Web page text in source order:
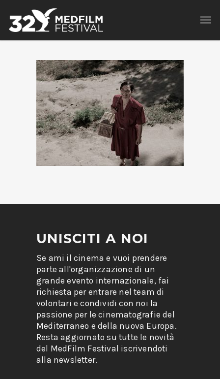
UNISCITI A NOI
Se ami il cinema e vuoi prendere
parte all'organizzazione di un
grande evento internazionale, fai
richiesta per entrare nel team di
volontari e condividi con noi la
passione per le cinematografie del
Mediterraneo e della nuova Europa.
Resta aggiornato su tutte le novità
del MedFilm Festival iscrivendoti
alla newsletter.